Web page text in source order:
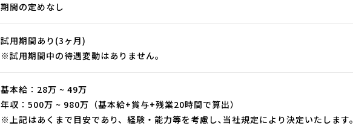
期間の定めなし
試用期間あり(3ヶ月)
※試用期間中の待遇変動はありません。
基本給：28万 ~ 49万
年収：500万 ~ 980万（基本給+賞与+残業20時間で算出）
※上記はあくまで目安であり、経験・能力等を考慮し､当社規定により決定いたします。